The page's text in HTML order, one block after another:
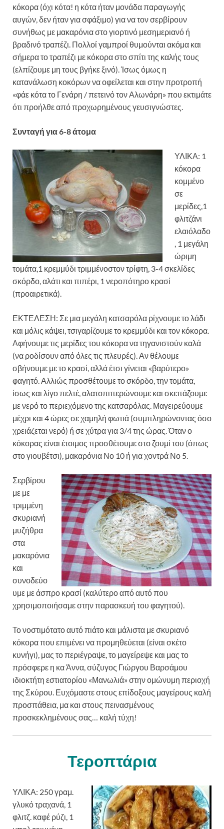
κόκορα (όχι κότα! η κότα ήταν μονάδα παραγωγής
αυγών, δεν ήταν για σφάξιμο) για να τον σερβίρουν
συνήθως με μακαρόνια στο γιορτινό μεσημεριανό ή
βραδινό τραπέζι. Πολλοί γαμπροί θυμούνται ακόμα και
σήμερα το τραπέζι με κόκορα στο σπίτι της καλής τους
(ελπίζουμε μη τους βγήκε ξινό). Ίσως όμως η
κατανάλωση κοκόρων να οφείλεται και στην προτροπή
«φάε κότα το Γενάρη / πετεινό τον Αλωνάρη» που εκτιμάτε
ότι προήλθε από προχωρημένους γευσιγνώστες.
Συνταγή για 6-8 άτομα
ΥΛΙΚΑ: 1
κόκορα
κομμένο
σε
μερίδες,1
φλιτζάνι
ελαιόλαδο
, 1 μεγάλη
ώριμη
τομάτα,1 κρεμμύδι τριμμένοστον τρίφτη, 3-4 σκελίδες
σκόρδο, αλάτι και πιπέρι, 1 νεροπότηρο κρασί
(προαιρετικά).
ΕΚΤΕΛΕΣΗ: Σε μια μεγάλη κατσαρόλα ρίχνουμε το λάδι
και μόλις κάψει, τσιγαρίζουμε το κρεμμύδι και τον κόκορα.
Αφήνουμε τις μερίδες του κόκορα να τηγανιστούν καλά
(να ροδίσουν από όλες τις πλευρές). Αν θέλουμε
σβήνουμε με το κρασί, αλλά έτσι γίνεται «βαρύτερο»
φαγητό. Αλλιώς προσθέτουμε το σκόρδο, την τομάτα,
ίσως και λίγο πελτέ, αλατοπιπερώνουμε και σκεπάζουμε
με νερό το περιεχόμενο της κατσαρόλας. Μαγειρεύουμε
μέχρι και 4 ώρες σε χαμηλή φωτιά (συμπληρώνοντας όσο
χρειάζεται νερό) ή σε χύτρα για 3/4 της ώρας. Όταν ο
κόκορας είναι έτοιμος προσθέτουμε στο ζουμί του (όπως
στο γιουβέτσι), μακαρόνια Νο 10 ή για χοντρά Νο 5.
Σερβίρου
με με
τριμμένη
σκυριανή
μυζήθρα
στα
μακαρόνια
και
συνοδεύο
υμε με άσπρο κρασί (καλύτερο από αυτό που
χρησιμοποιήσαμε στην παρασκευή του φαγητού).
Το νοστιμότατο αυτό πιάτο και μάλιστα με σκυριανό
κόκορα που επιμένει να προμηθεύεται (είναι σκέτο
κυνήγι), μας το περιέγραψε, το μαγείρεψε και μας το
πρόσφερε η κα Άννα, σύζυγος Γιώργου Βαρσάμου
ιδιοκτήτη εστιατορίου «Μανωλιά» στην ομώνυμη περιοχή
της Σκύρου. Ευχόμαστε στους επίδοξους μαγείρους καλή
προσπάθεια, μα και στους πεινασμένους
προσκεκλημένους σας… καλή τύχη!
Τεροπτάρια
ΥΛΙΚΑ: 250 γραμ.
γλυκό τραχανά, 1
φλιτζ. καφέ ρύζι, 1